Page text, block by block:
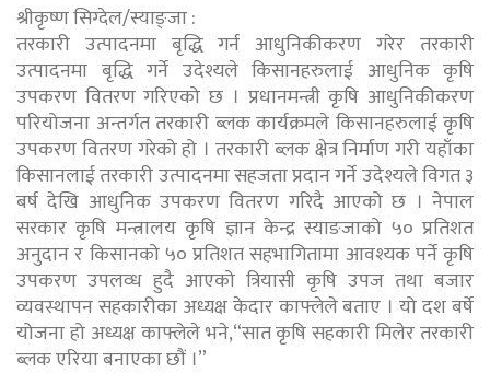
श्रीकृष्ण सिग्देल/स्याङ्जा :
तरकारी उत्पादनमा बृद्धि गर्न आधुनिकीकरण गरेर तरकारी
उत्पादनमा बृद्धि गर्ने उदेश्यले किसानहरुलाई आधुनिक कृषि
उपकरण वितरण गरिएको छ । प्रधानमन्त्री कृषि आधुनिकीकरण
परियोजना अन्तर्गत तरकारी ब्लक कार्यक्रमले किसानहरुलाई कृषि
उपकरण वितरण गरेको हो । तरकारी ब्लक क्षेत्र निर्माण गरी यहाँका
किसानलाई तरकारी उत्पादनमा सहजता प्रदान गर्ने उदेश्यले विगत ३
बर्ष देखि आधुनिक उपकरण वितरण गरिदै आएको छ । नेपाल
सरकार कृषि मन्त्रालय कृषि ज्ञान केन्द्र स्याङजाको ५० प्रतिशत
अनुदान र किसानको ५० प्रतिशत सहभागितामा आवश्यक पर्ने कृषि
उपकरण उपलव्ध हुदै आएको त्रियासी कृषि उपज तथा बजार
व्यवस्थापन सहकारीका अध्यक्ष केदार काफ्लेले बताए । यो दश बर्षे
योजना हो अध्यक्ष काफ्लेले भने,“सात कृषि सहकारी मिलेर तरकारी
ब्लक एरिया बनाएका छौं ।”